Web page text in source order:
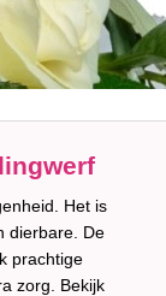
Het is
dierbare. De
prachtige
zorg. Bekijk